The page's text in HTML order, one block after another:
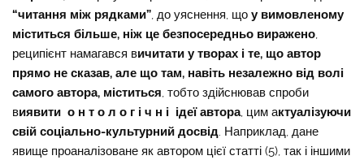
“читання між рядками”, до уяснення, щоу вимовленому
міститься більше, ніж це безпосередньо виражено,
реципієнт намагався вичитати у творах і те, що автор
прямо не сказав, але що там, навіть незалежно від волі
самого автора, міститься, тобто здійснював спроби
виявити о н т о л о г і ч н і ідеї автора, цим актуалізуючи
свій соціально-культурний досвід. Наприклад, дане
явище проаналізоване як автором цієї статті (5), так і іншими